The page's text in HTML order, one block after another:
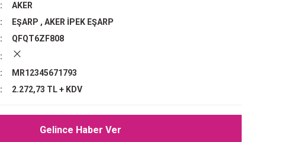
AKER
EŞARP , AKER İPEK EŞARP
QFQT6ZF808
MR12345671793
2.272,73 TL + KDV
Gelince Haber Ver